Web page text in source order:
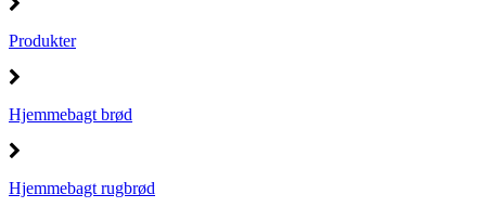
Produkter
Hjemmebagt brød
Hjemmebagt rugbrød